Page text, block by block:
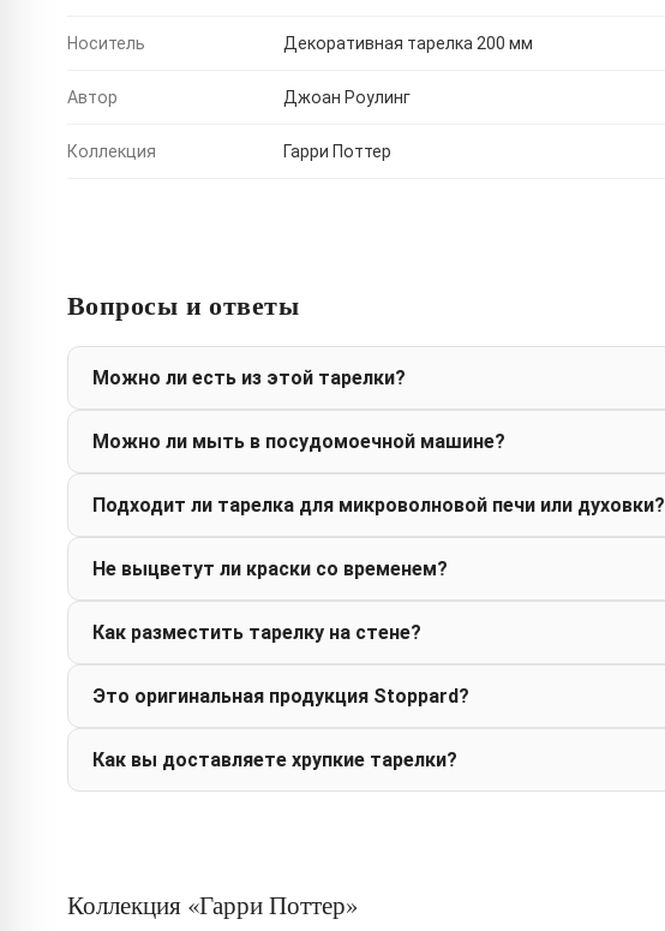
Носитель Декоративная тарелка 200 мм
Автор Джоан Роулинг
Коллекция Гарри Поттер
Вопросы и ответы
Можно ли есть из этой тарелки?
Можно ли мыть в посудомоечной машине?
Подходит ли тарелка для микроволновой печи или духовки?
Не выцветут ли краски со временем?
Как разместить тарелку на стене?
Это оригинальная продукция Stoppard?
Как вы доставляете хрупкие тарелки?
Коллекция «Гарри Поттер»